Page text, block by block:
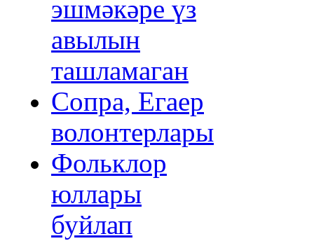
эшмәкәре үз
авылын
ташламаган
Сопра, Егаер
волонтерлары
Фольклор
юллары
буйлап